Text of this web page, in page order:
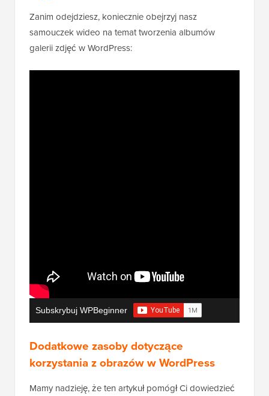
Zanim odejdziesz, koniecznie obejrzyj nasz
samouczek wideo na temat tworzenia albumów
galerii zdjęć w WordPress:
Subskrybuj WPBeginner
Dodatkowe zasoby dotyczące
korzystania z obrazów w WordPress
Mamy nadzieję, że ten artykuł pomógł Ci dowiedzieć